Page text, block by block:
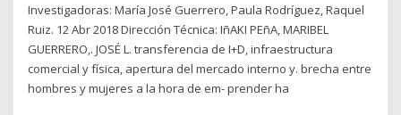
Investigadoras: María José Guerrero, Paula Rodríguez, Raquel
Ruiz. 12 Abr 2018 Dirección Técnica: IñAKI PEñA, MARIBEL
GUERRERO,. JOSÉ L. transferencia de I+D, infraestructura
comercial y física, apertura del mercado interno y. brecha entre
hombres y mujeres a la hora de em- prender ha